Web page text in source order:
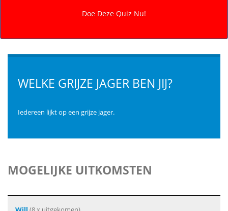
WELKE GRIJZE JAGER BEN JIJ?
Iedereen lijkt op een grijze jager.
MOGELIJKE UITKOMSTEN